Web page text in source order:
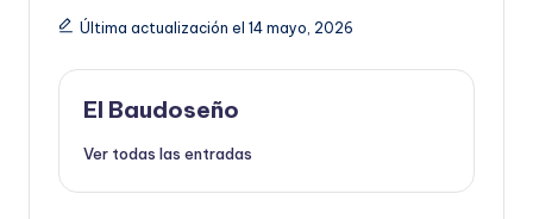
Última actualización el 14 mayo, 2026
El Baudoseño
Ver todas las entradas